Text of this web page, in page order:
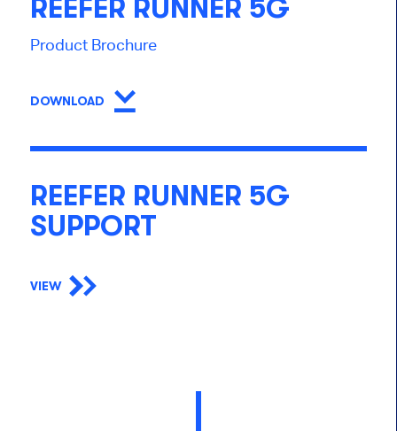
REEFER RUNNER 5G
Product Brochure
DOWNLOAD
REEFER RUNNER 5G
SUPPORT
VIEW